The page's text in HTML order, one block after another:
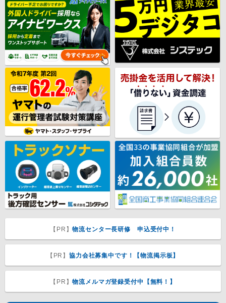
【PR】物流センター長研修 申込受付中！
【PR】協力会社募集中です！【物流掲示板】
【PR】物流メルマガ登録受付中【無料！】